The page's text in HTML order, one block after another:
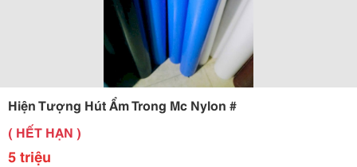
Hiện Tượng Hút Ẩm Trong Mc Nylon #
( HẾT HẠN )
5 triệu